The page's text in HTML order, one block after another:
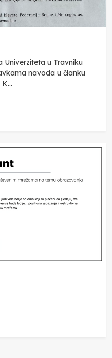
u Travniku
navoda u članku